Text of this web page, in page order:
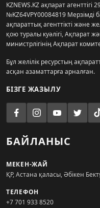
KZNEWS.KZ ақпарат агенттігі
№KZ64VPY00084819 Мерзімді
ақпараттық агенттікті және
қою туралы куәлігі, Ақпарат
министрлігінің Ақпарат
Бұл желілік ресурстың
асқан азаматтарға арналған.
БІЗГЕ ЖАЗЫЛУ
БАЙЛАНЫС
МЕКЕН-ЖАЙ
ҚР, Астана қаласы, Әбікен
ТЕЛЕФОН
+7 701 933 8520